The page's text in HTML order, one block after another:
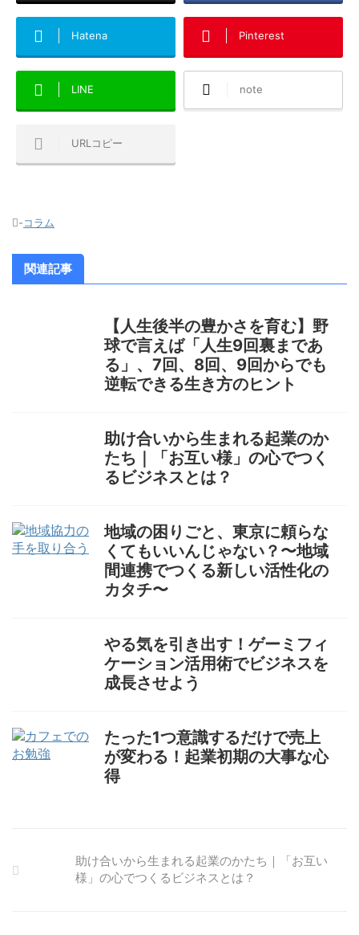
Hatena Pinterest
LINE note
URLコピー
-コラム
関連記事
【人生後半の豊かさを育む】野
球で言えば「人生9回裏まであ
る」、7回、8回、9回からでも
逆転できる生き方のヒント
助け合いから生まれる起業のか
たち｜「お互い様」の心でつく
るビジネスとは？
地域の困りごと、東京に頼らな
くてもいいんじゃない？〜地域
間連携でつくる新しい活性化の
カタチ〜
やる気を引き出す！ゲーミフィ
ケーション活用術でビジネスを
成長させよう
たった1つ意識するだけで売上
が変わる！起業初期の大事な心
得
助け合いから生まれる起業のかたち｜「お互い
様」の心でつくるビジネスとは？